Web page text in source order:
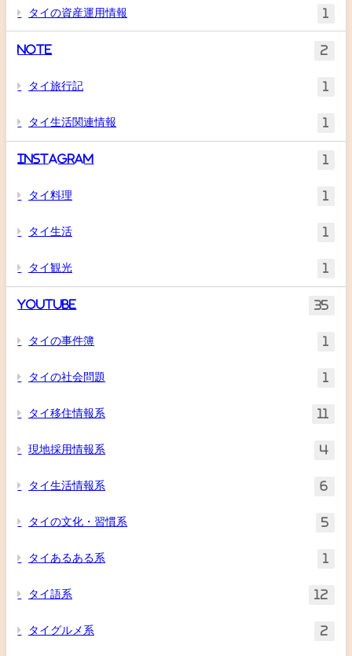
タイの資産運用情報
Note 2
タイ旅行記
タイ生活関連情報
Instagram
タイ料理
タイ生活
タイ観光
YouTube 35
タイの事件簿
タイの社会問題
タイ移住情報系
現地採用情報系 4
タイ生活情報系 6
タイの文化・習慣系 5
タイあるある系
タイ語系 12
タイグルメ系 2